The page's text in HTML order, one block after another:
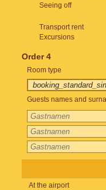
Seeing off
Transport rent
Excursions
Order 4
Room type
Guests names and
At the airport